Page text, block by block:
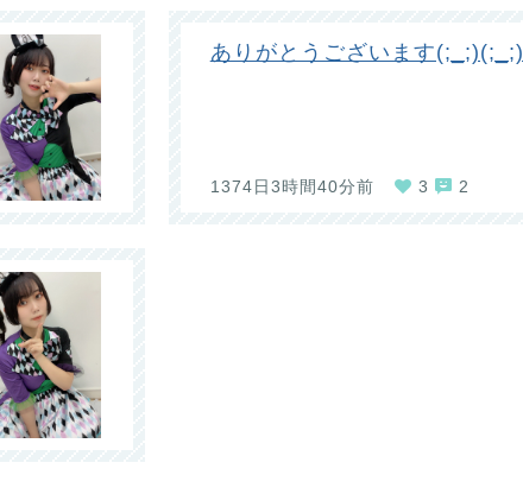
ありがとうございます(;_;)(;_;)
1374日3時間40分前 3 2